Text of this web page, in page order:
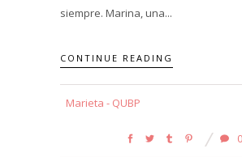
siempre. Marina, una...
CONTINUE READING
Marieta - QUBP